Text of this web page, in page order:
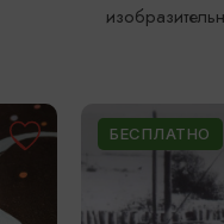
БЕСПЛАТНО